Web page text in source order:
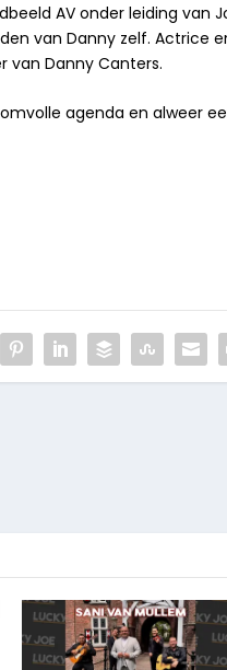
AV onder leiding van
van Danny zelf. Actrice
van Danny Canters.
agenda en alweer